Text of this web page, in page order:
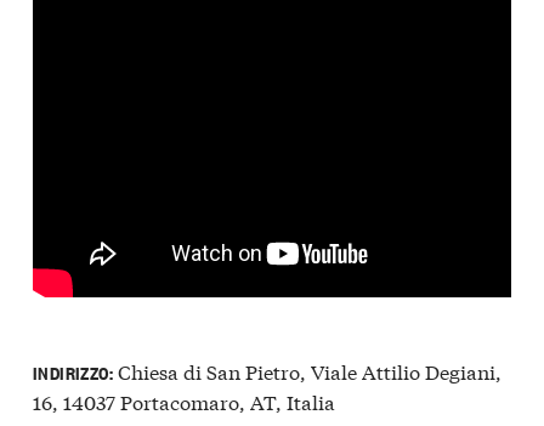
INDIRIZZO:Chiesa di San Pietro, Viale Attilio Degiani,
16, 14037 Portacomaro, AT, Italia